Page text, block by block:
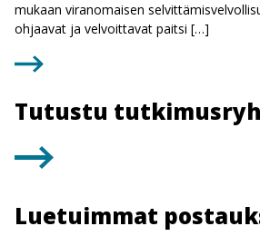
mukaan viranomaisen
ohjaavat ja velvoittavat paitsi […]
Tutustu
Luetuimmat